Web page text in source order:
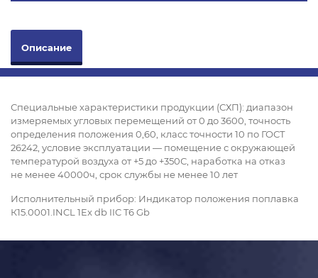
Описание
Специальные характеристики продукции (СХП): диапазон
измеряемых угловых перемещений от 0 до 3600 , точность
определения положения 0,60 , класс точности 10 по ГОСТ
26242, условие эксплуатации — помещение с окружающей
температурой воздуха от +5 до +350С, наработка на отказ
не менее 40000ч, срок службы не менее 10 лет
Исполнительный прибор: Индикатор положения поплавка
К15.0001.INCL 1Ex db IIC T6 Gb